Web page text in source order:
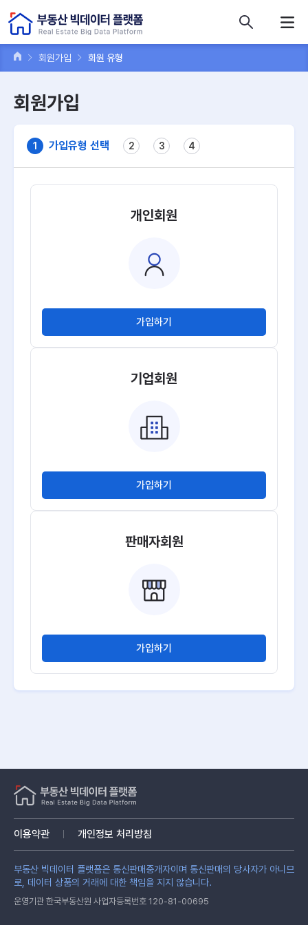
회원가입 회원 유형
회원가입
1 가입유형 선택 2 3 4
개인회원
가입하기
기업회원
가입하기
판매자회원
가입하기
이용약관 개인정보 처리방침
부동산 빅데이터 플랫폼은 통신판매중개자이며 통신판매의 당사자가 아니므
로, 데이터 상품의 거래에 대한 책임을 지지 않습니다.
운영기관 한국부동산원 사업자등록번호 120-81-00695